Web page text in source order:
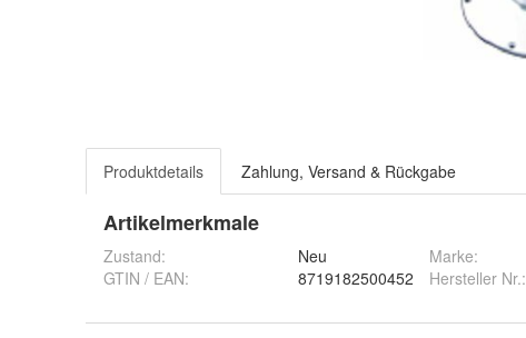
Produktdetails Zahlung, Versand & Rückgabe
Artikelmerkmale
Zustand:
Neu
GTIN / EAN:
8719182500452
Marke:
Hersteller Nr.: